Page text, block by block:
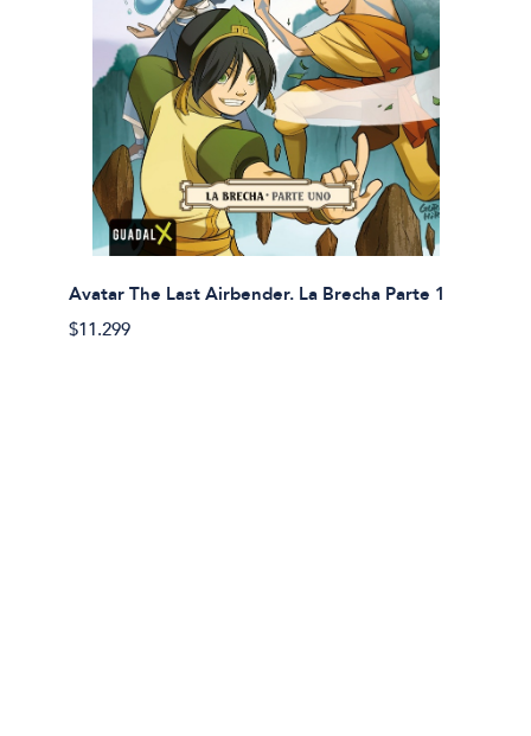
Avatar The Last Airbender. La Brecha Parte 1
$11.299